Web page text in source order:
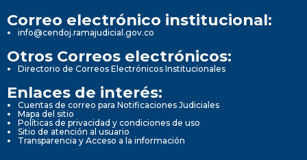
Correo electrónico institucional:
info@cendoj.ramajudicial.gov.co
Otros Correos electrónicos:
Directorio de Correos Electrónicos Institucionales
Enlaces de interés:
Cuentas de correo para Notificaciones Judiciales
Mapa del sitio
Políticas de privacidad y condiciones de uso
Sitio de atención al usuario
Transparencia y Acceso a la información